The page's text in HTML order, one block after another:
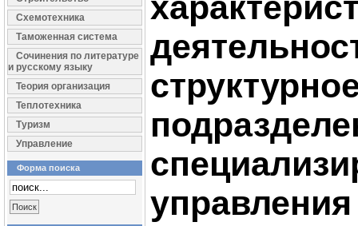
Схемотехника
Таможенная система
Сочинения по литературе
и русскому языку
Теория организация
Теплотехника
Туризм
Управление
Форма поиска